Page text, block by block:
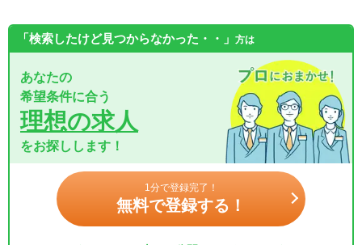
「検索したけど見つからなかった・・」 方は
あなたの
希望条件に合う
理想の求人
をお探しします！
1分で登録完了！
無料で登録する！